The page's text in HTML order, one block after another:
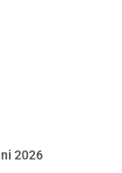
2026